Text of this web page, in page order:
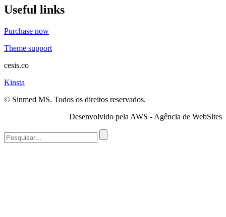
Useful links
Purchase now
Theme support
cesis.co
Kinsta
© Sinmed MS. Todos os direitos reservados.
Desenvolvido pela AWS - Agência de WebSites